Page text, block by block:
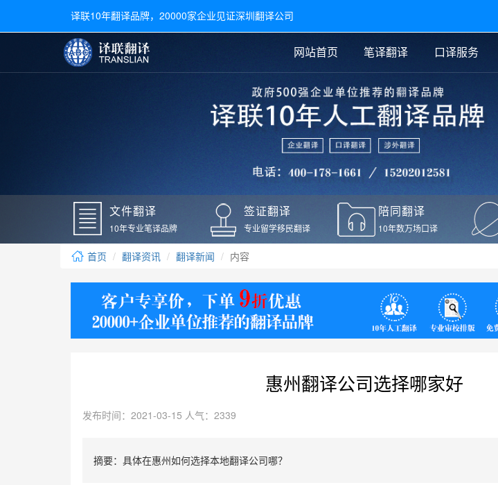
译联10年翻译品牌，20000家企业见证深圳翻译公司
网站首页 笔译翻译
文件翻译 医学翻译 法律翻译 说明书翻译
口译服务
广交会翻译 交替传译 同声传译
常用语种翻译
日语翻译
德语翻译
老挝语翻译 泰语翻译
葡萄牙语翻译
毕业证翻译
户口本翻译
学位证翻译
身份证翻译
签证材料翻译
银行流水翻译
驾照翻译
疫苗本翻译
新冠疫苗接种证明翻译
核酸检测报告英文版翻
译
证件翻译报价
签证翻译
口译新闻
翻译新闻
文件翻译
10年专业笔译品牌
签证翻译
专业留学移民翻译
陪同翻译
10年数万场口译
首页 翻译资讯 翻译新闻 内容
惠州翻译公司选择哪家好
发布时间：2021-03-15 人气：2339
摘要：具体在惠州如何选择本地翻译公司哪？